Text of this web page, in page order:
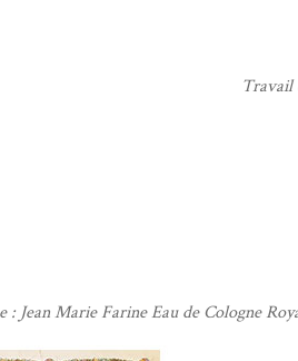
Travail
: Jean Marie Farine Eau de Cologne